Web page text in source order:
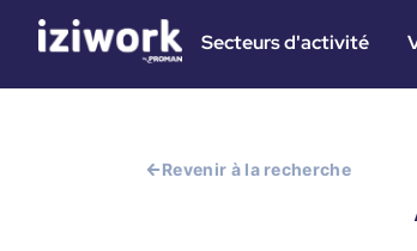
Secteurs d'activité
Revenir à la recherche